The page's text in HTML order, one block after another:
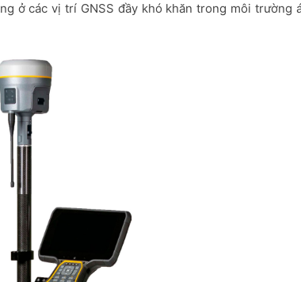
ở các vị trí GNSS đầy khó khăn trong môi trường